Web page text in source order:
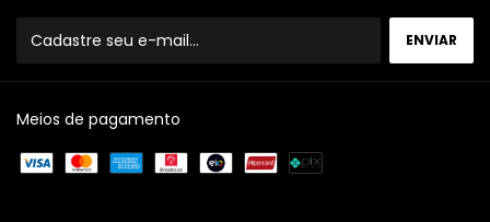
Meios de pagamento